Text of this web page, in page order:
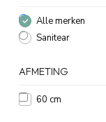
Alle merken
Sanitear
AFMETING
60 cm